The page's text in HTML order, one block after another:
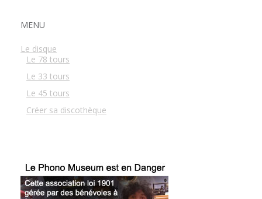
MENU
Le disque
Le 78 tours
Le 33 tours
Le 45 tours
Créer sa discothèque